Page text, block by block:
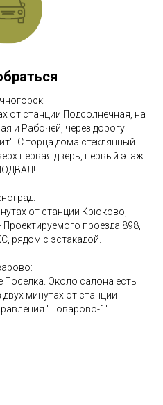
от станции Подсолнечная, на
и Рабочей, через дорогу
С торца дома стеклянный
первая дверь, первый этаж.
от станции Крюково,
проезда 898,
рядом с эстакадой.
Около салона есть
минутах от станции
"Поварово-1"